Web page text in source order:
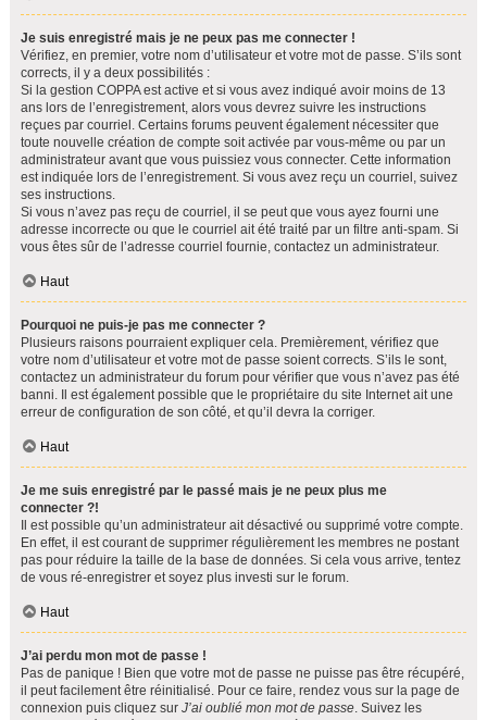
Je suis enregistré mais je ne peux pas me connecter !
Vérifiez, en premier, votre nom d’utilisateur et votre mot de passe. S’ils sont
corrects, il y a deux possibilités :
Si la gestion COPPA est active et si vous avez indiqué avoir moins de 13
ans lors de l’enregistrement, alors vous devrez suivre les instructions
reçues par courriel. Certains forums peuvent également nécessiter que
toute nouvelle création de compte soit activée par vous-même ou par un
administrateur avant que vous puissiez vous connecter. Cette information
est indiquée lors de l’enregistrement. Si vous avez reçu un courriel, suivez
ses instructions.
Si vous n’avez pas reçu de courriel, il se peut que vous ayez fourni une
adresse incorrecte ou que le courriel ait été traité par un filtre anti-spam. Si
vous êtes sûr de l’adresse courriel fournie, contactez un administrateur.
Haut
Pourquoi ne puis-je pas me connecter ?
Plusieurs raisons pourraient expliquer cela. Premièrement, vérifiez que
votre nom d’utilisateur et votre mot de passe soient corrects. S’ils le sont,
contactez un administrateur du forum pour vérifier que vous n’avez pas été
banni. Il est également possible que le propriétaire du site Internet ait une
erreur de configuration de son côté, et qu’il devra la corriger.
Haut
Je me suis enregistré par le passé mais je ne peux plus me
connecter ?!
Il est possible qu’un administrateur ait désactivé ou supprimé votre compte.
En effet, il est courant de supprimer régulièrement les membres ne postant
pas pour réduire la taille de la base de données. Si cela vous arrive, tentez
de vous ré-enregistrer et soyez plus investi sur le forum.
Haut
J’ai perdu mon mot de passe !
Pas de panique ! Bien que votre mot de passe ne puisse pas être récupéré,
il peut facilement être réinitialisé. Pour ce faire, rendez vous sur la page de
connexion puis cliquez sur J’ai oublié mon mot de passe. Suivez les